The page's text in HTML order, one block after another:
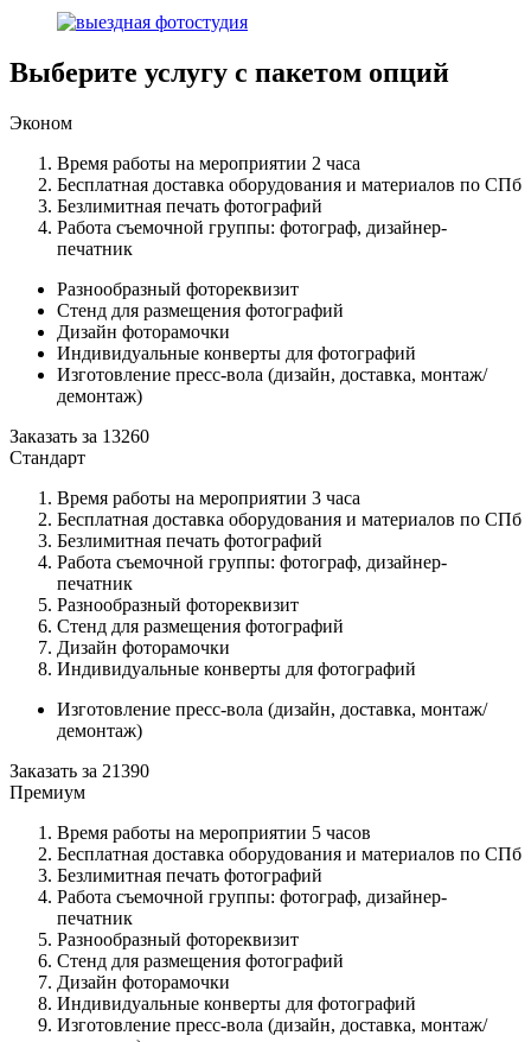
Выберите услугу с пакетом опций
Эконом
Время работы на мероприятии 2 часа
Бесплатная доставка оборудования и материалов по СПб
Безлимитная печать фотографий
Работа съемочной группы: фотограф, дизайнер-
печатник
Разнообразный фотореквизит
Стенд для размещения фотографий
Дизайн фоторамочки
Индивидуальные конверты для фотографий
Изготовление пресс-вола (дизайн, доставка, монтаж/
демонтаж)
Заказать за 13260
Стандарт
Время работы на мероприятии 3 часа
Бесплатная доставка оборудования и материалов по СПб
Безлимитная печать фотографий
Работа съемочной группы: фотограф, дизайнер-
печатник
Разнообразный фотореквизит
Стенд для размещения фотографий
Дизайн фоторамочки
Индивидуальные конверты для фотографий
Изготовление пресс-вола (дизайн, доставка, монтаж/
демонтаж)
Заказать за 21390
Премиум
Время работы на мероприятии 5 часов
Бесплатная доставка оборудования и материалов по СПб
Безлимитная печать фотографий
Работа съемочной группы: фотограф, дизайнер-
печатник
Разнообразный фотореквизит
Стенд для размещения фотографий
Дизайн фоторамочки
Индивидуальные конверты для фотографий
Изготовление пресс-вола (дизайн, доставка, монтаж/